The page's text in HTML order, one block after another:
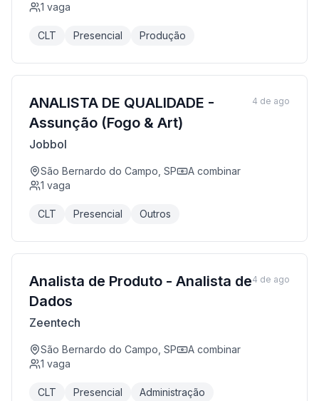
1 vaga
CLT Presencial Produção
ANALISTA DE QUALIDADE -
Assunção (Fogo & Art)
Jobbol
São Bernardo do Campo, SP
A combinar
1 vaga
CLT Presencial Outros
4 de ago
Analista de Produto - Analista de
Dados
Zeentech
São Bernardo do Campo, SP
A combinar
1 vaga
CLT Presencial Administração
4 de ago